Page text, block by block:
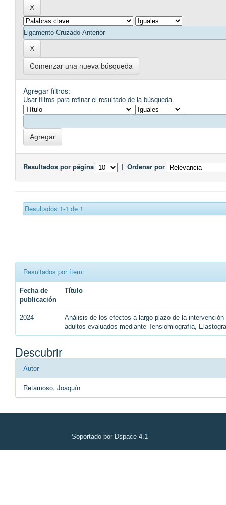
Comenzar una nueva búsqueda
Agregar filtros:
Usar filtros para refinar el resultado de la búsqueda.
Resultados por página | Ordenar por
Resultados 1-1 de 1.
Resultados por ítem:
Fecha de
publicación
Título
2024
Análisis de los efectos a largo plazo de la
adultos evaluados mediante Tensiomiografía,
Descubrir
Autor
Retamoso, Joaquín
Soportado por Dspace 4.1